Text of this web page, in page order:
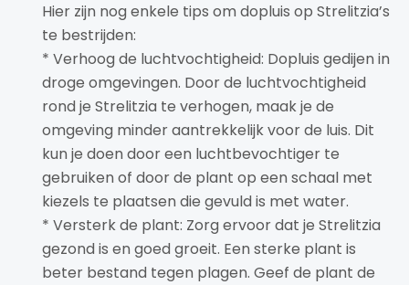
Hier zijn nog enkele tips om dopluis op Strelitzia’s
te bestrijden:
* Verhoog de luchtvochtigheid: Dopluis gedijen in
droge omgevingen. Door de luchtvochtigheid
rond je Strelitzia te verhogen, maak je de
omgeving minder aantrekkelijk voor de luis. Dit
kun je doen door een luchtbevochtiger te
gebruiken of door de plant op een schaal met
kiezels te plaatsen die gevuld is met water.
* Versterk de plant: Zorg ervoor dat je Strelitzia
gezond is en goed groeit. Een sterke plant is
beter bestand tegen plagen. Geef de plant de